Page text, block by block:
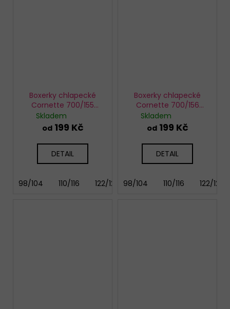
Boxerky chlapecké
Cornette 700/155
Vespa
Skladem
od199 Kč
DETAIL
98/104 110/116 122/128 134/140 146/152
Boxerky chlapecké
Cornette 700/156
Hornet
Skladem
od199 Kč
DETAIL
98/104 110/116 122/128